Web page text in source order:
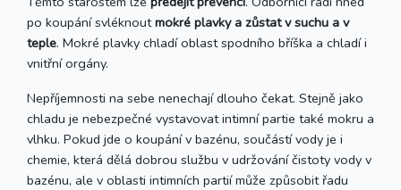
po koupání svléknoutmokré plavky a zůstat v suchu a v
teple. Mokré plavky chladí oblast spodního bříška a chladí i
vnitřní orgány.
Nepříjemnosti na sebe nenechají dlouho čekat. Stejně jako
chladu je nebezpečné vystavovat intimní partie také mokru a
vlhku. Pokud jde o koupání v bazénu, součástí vody je i
chemie, která dělá dobrou službu v udržování čistoty vody v
bazénu, ale v oblasti intimních partií může způsobit řadu